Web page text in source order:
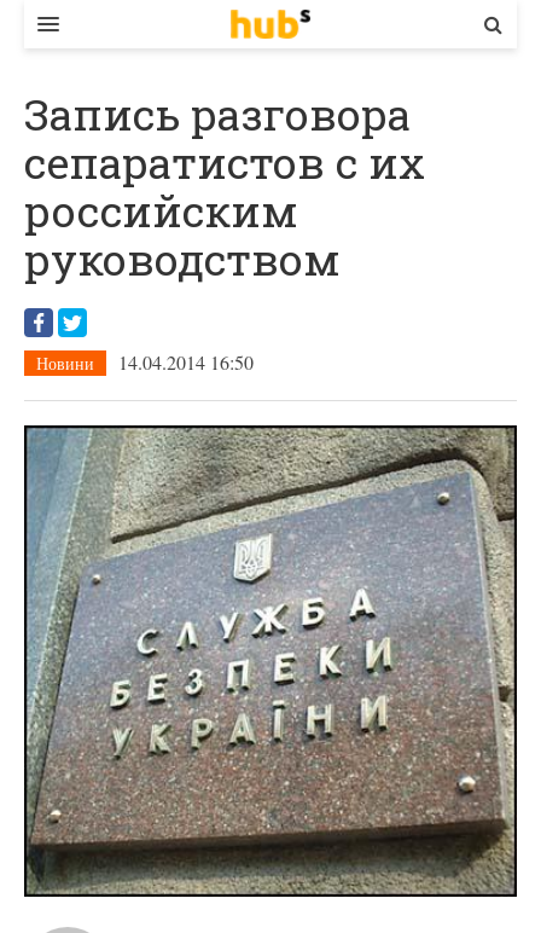
ЕКОНОМІКА
БІЗНЕС
СТАРТЕР
КОНТАКТИ
Запись разговора
сепаратистов с их
российским
руководством
Новини 14.04.2014 16:50